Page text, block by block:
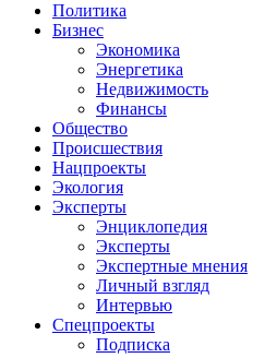
Политика
Бизнес
Экономика
Энергетика
Недвижимость
Финансы
Общество
Происшествия
Нацпроекты
Экология
Эксперты
Энциклопедия
Эксперты
Экспертные мнения
Личный взгляд
Интервью
Спецпроекты
Подписка